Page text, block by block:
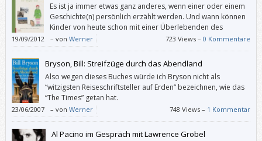
Es ist ja immer etwas ganz anderes, wenn einer oder einem
Geschichte(n) persönlich erzählt werden. Und wann können
Kinder von heute schon mit einer Überlebenden des
Holocaust sprechen?
„Weg von hier …“ bietet dazu die Gelegenheit: Darin erzählt die Linzer
Jüdin Ilse Mass über ihre Flucht vor den Nazis aus Österreich über
Shanghai nach Israel.
Ein Buch, das sich sowohl für den Volksschul-Unterricht als auch für eine
Auseinandersetzung mit dem Nationalsozialismus zu Hause empfiehlt.
19/09/2012 – von Werner 723 Views –0 Kommentare
Bryson, Bill: Streifzüge durch das Abendland
Also wegen dieses Buches würde ich Bryson nicht als
“witzigsten Reiseschriftsteller auf Erden“ bezeichnen, wie das
“The Times” getan hat.
23/06/2007 – von Werner 748 Views – 1 Kommentar
Al Pacino im Gespräch mit Lawrence Grobel